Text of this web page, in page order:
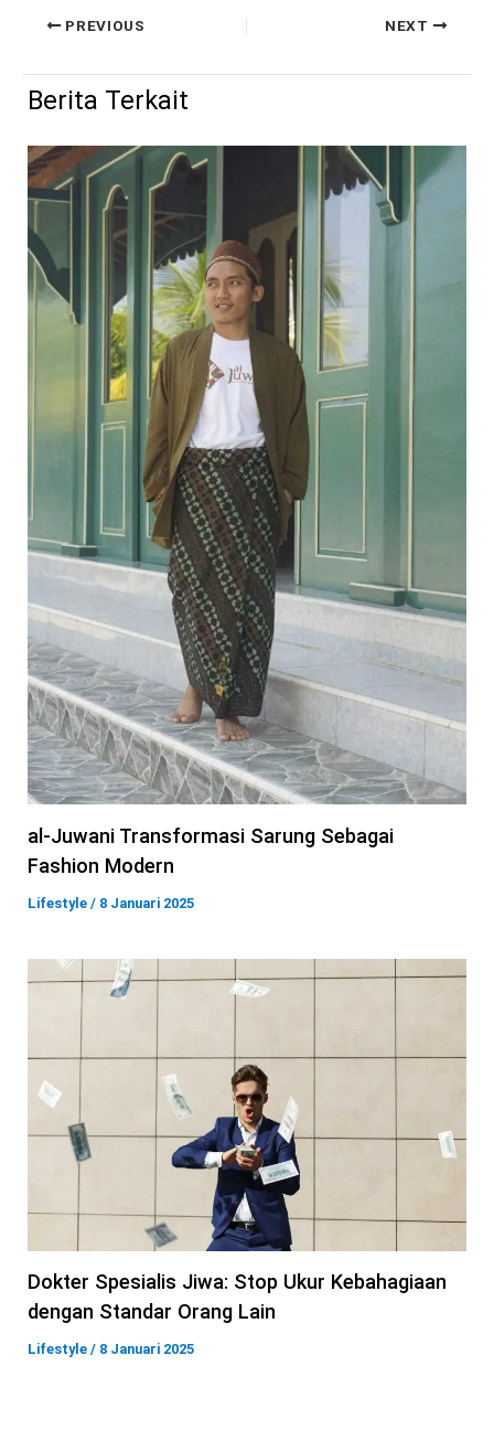
PREVIOUS NEXT
Berita Terkait
al-Juwani Transformasi Sarung Sebagai
Fashion Modern
Lifestyle / 8 Januari 2025
Dokter Spesialis Jiwa: Stop Ukur Kebahagiaan
dengan Standar Orang Lain
Lifestyle / 8 Januari 2025